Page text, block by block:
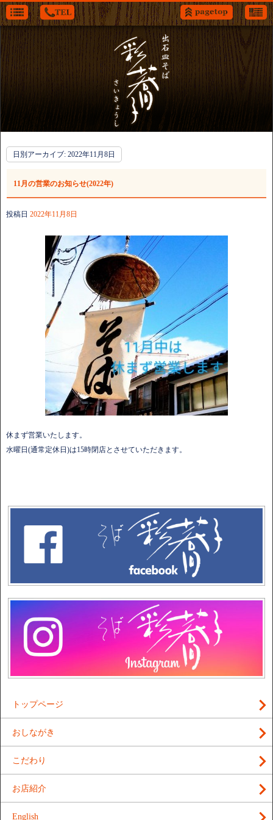
日別アーカイブ: 2022年11月8日
11月の営業のお知らせ(2022年)
投稿日 2022年11月8日
休まず営業いたします。
水曜日(通常定休日)は15時閉店とさせていただきます。
トップページ
おしながき
こだわり
お店紹介
English